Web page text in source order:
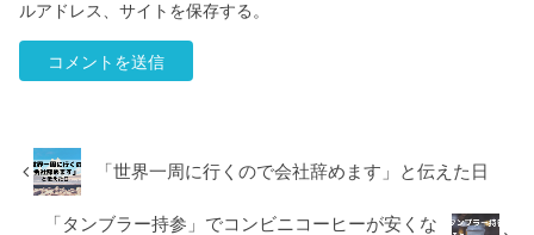
ルアドレス、サイトを保存する。
「世界一周に行くので会社辞めます」と伝えた日
「タンブラー持参」でコンビニコーヒーが安くな